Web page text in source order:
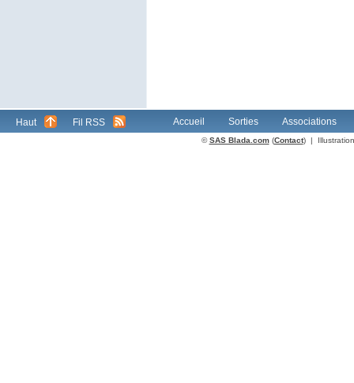
Haut Fil RSS Accueil Sorties Associations
©SAS Blada.com(Contact) |